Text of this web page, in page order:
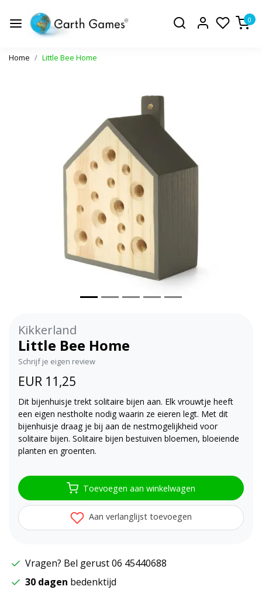
0
Home Little Bee Home
Kikkerland
Little Bee Home
Schrijf je eigen review
EUR 11,25
Dit bijenhuisje trekt solitaire bijen aan. Elk vrouwtje heeft
een eigen nestholte nodig waarin ze eieren legt. Met dit
bijenhuisje draag je bij aan de nestmogelijkheid voor
solitaire bijen. Solitaire bijen bestuiven bloemen, bloeiende
planten en groenten.
Toevoegen aan winkelwagen
Aan verlanglijst toevoegen
Vragen? Bel gerust 06 45440688
30 dagen bedenktijd